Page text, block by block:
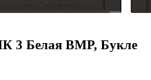
3 Белая ВМР, Букле